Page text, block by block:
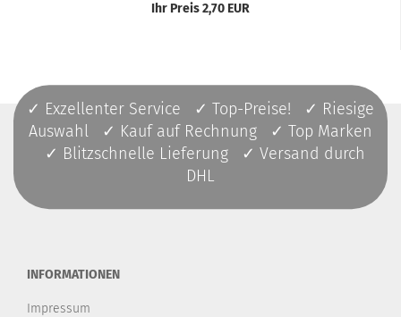
Ihr Preis 2,70 EUR
✓ Exzellenter Service ✓ Top-Preise! ✓ Riesige
Auswahl ✓ Kauf auf Rechnung ✓ Top Marken
✓ Blitzschnelle Lieferung ✓ Versand durch
DHL
INFORMATIONEN
Impressum